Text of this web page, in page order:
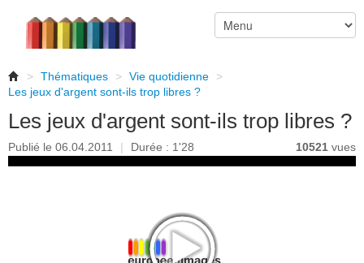
> Thématiques > Vie quotidienne
>
Les jeux d'argent sont-ils trop libres ?
Les jeux d'argent sont-ils trop libres ?
Publié le 06.04.2011 | Durée : 1'28 10521 vues